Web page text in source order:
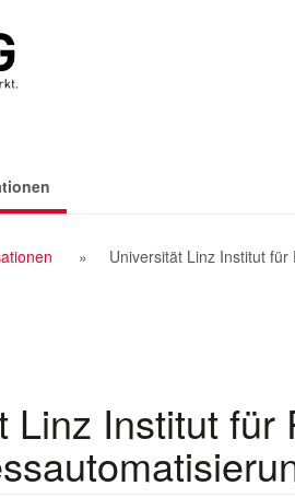
Universität Linz Institut
Linz Institut